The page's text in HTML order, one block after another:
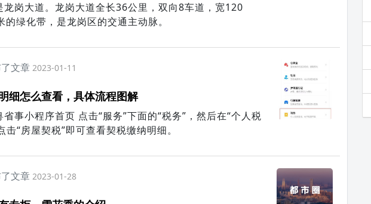
龙岗大道。龙岗大道全长36公里，双向8车道，宽120
绿化带，是龙岗区的交通主动脉。
文章 2023-01-11
细怎么查看，具体流程图解
事小程序首页 点击“服务”下面的“税务”，然后在“个人税
击“房屋契税”即可查看契税缴纳明细。
文章 2023-01-28